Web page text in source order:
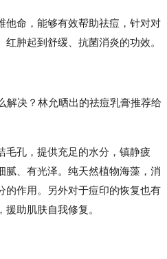
他命，能够有效帮助祛痘，针对对
肿起到舒缓、抗菌消炎的功效。
毛孔，提供充足的水分，镇静疲
腻、有光泽。纯天然植物海藻，消
的作用。另外对于痘印的恢复也有
助肌肤自我修复。